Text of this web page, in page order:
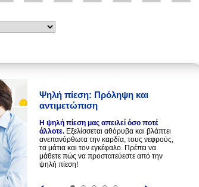
Ψηλή πίεση: Πρόληψη και
αντιμετώπιση
Η ψηλή πίεση μας απειλεί όσο ποτέ
άλλοτε. Εξελίσσεται αθόρυβα και βλάπτει
ανεπανόρθωτα την καρδία, τους νεφρούς,
τα μάτια και τον εγκέφαλο. Πρέπει να
μάθετε πώς να προστατεύεστε από την
ψηλή πίεση!